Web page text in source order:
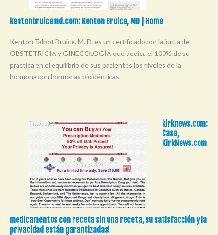
kentonbruicemd.com: Kenton Bruice, MD | Home
Kenton Talbot Bruice, M. D. es un certificado por la junta de
OBSTETRICIA y GINECOLOGÍA que dedica el 100% de su
práctica en el equilibrio de sus pacientes los niveles de la
hormona con hormonas bioidénticas.
kirknews.com:
Casa,
KirkNews.com
medicamentos con receta sin una receta, su satisfacción y la
privacidad están garantizadas!